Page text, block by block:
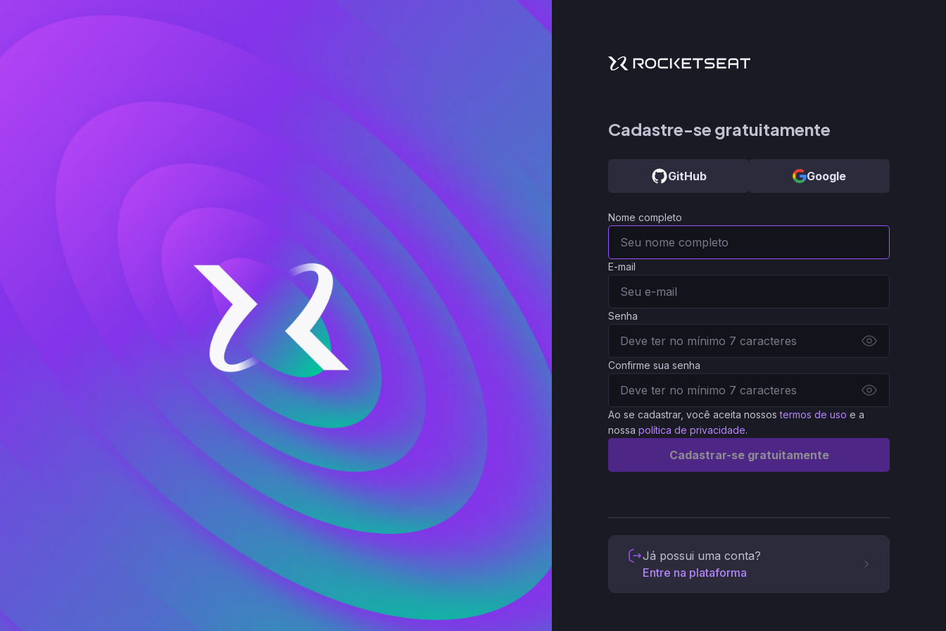
Cadastre-se gratuitamente
GitHub Google
Nome completo
E-mail
Senha
Confirme sua senha
Ao se cadastrar, você aceita nossos termos de uso e a
nossa política de privacidade.
Cadastrar-se gratuitamente
Já possui uma conta?
Entre na plataforma